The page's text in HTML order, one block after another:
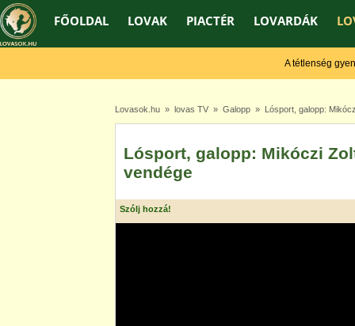
FŐOLDAL LOVAK PIACTÉR LOVARDÁK
A tétlenség
Lovasok.hu» lovas TV» Galopp» Lósport, galopp:
Lósport, galopp: Mikóczi
vendége
Szólj hozzá!